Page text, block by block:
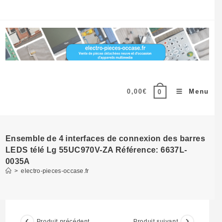
content
0,00€ 0 Menu
Ensemble de 4 interfaces de connexion des barres
LEDS télé Lg 55UC970V-ZA Référence: 6637L-
0035A
> electro-pieces-occase.fr